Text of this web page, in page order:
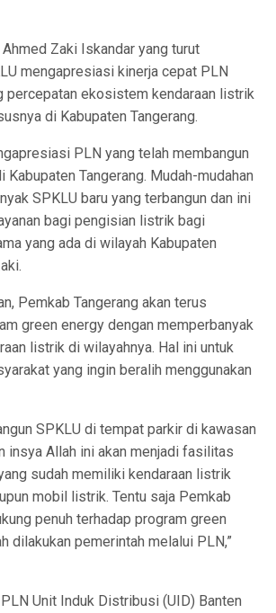
Zaki Iskandar yang turut
mengapresiasi kinerja cepat PLN
percepatan ekosistem kendaraan listrik
di Kabupaten Tangerang.
PLN yang telah membangun
Tangerang. Mudah-mudahan
SPKLU baru yang terbangun dan ini
bagi pengisian listrik bagi
yang ada di wilayah Kabupaten
Pemkab Tangerang akan terus
green energy dengan memperbanyak
listrik di wilayahnya. Hal ini untuk
yang ingin beralih menggunakan
SPKLU di tempat parkir di kawasan
insya Allah ini akan menjadi fasilitas
sudah memiliki kendaraan listrik
mobil listrik. Tentu saja Pemkab
penuh terhadap program green
dilakukan pemerintah melalui PLN,”
Unit Induk Distribusi (UID) Banten